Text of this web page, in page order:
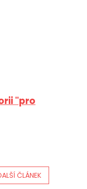
"pro
ČLÁNEK